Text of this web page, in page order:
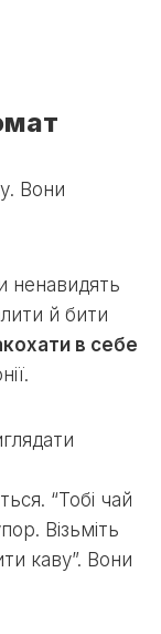
Вони
ненавидять
й бити
в себе
“Тобі чай
Візьміть
каву”. Вони